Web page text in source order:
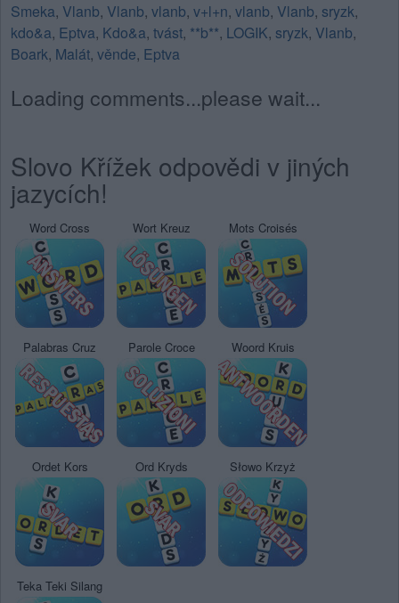
Smeka, Vlanb, Vlanb, vlanb, v+l+n, vlanb, Vlanb, sryzk,
kdo&a, Eptva, Kdo&a, tvást, **b**, LOGIK, sryzk, Vlanb,
Boark, Malát, věnde, Eptva
Loading comments...please wait...
Slovo Křížek odpovědi v jiných
jazycích!
Word Cross Wort Kreuz Mots Croisés
Palabras Cruz Parole Croce Woord Kruis
Ordet Kors Ord Kryds Słowo Krzyż
Teka Teki Silang